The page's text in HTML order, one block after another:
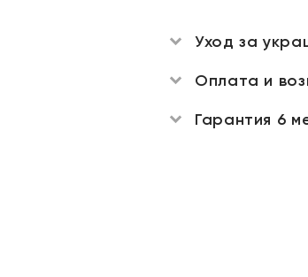
Уход за
Оплата и
Гарантия 6